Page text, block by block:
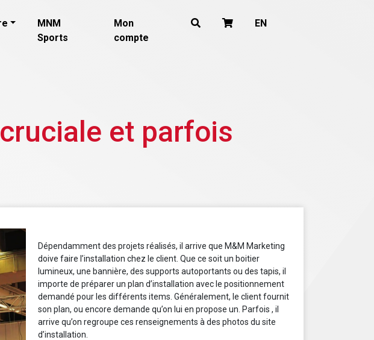
MNM
Sports
Mon
compte
EN
et parfois
Dépendamment des projets réalisés, il arrive que M&M Marketing
doive faire l’installation chez le client. Que ce soit un boitier
lumineux, une bannière, des supports autoportants ou des tapis, il
importe de préparer un plan d’installation avec le positionnement
demandé pour les différents items. Généralement, le client fournit
son plan, ou encore demande qu’on lui en propose un. Parfois , il
arrive qu’on regroupe ces renseignements à des photos du site
d’installation.